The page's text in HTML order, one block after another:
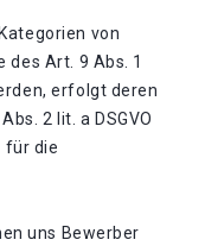
von
des Art. 9 Abs. 1
erfolgt deren
2 lit. a DSGVO
für die
uns Bewerber